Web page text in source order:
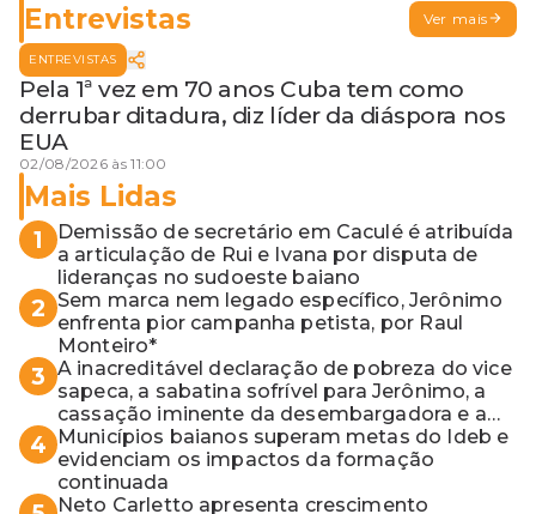
Entrevistas Ver mais
ENTREVISTAS
Pela 1ª vez em 70 anos Cuba tem como
derrubar ditadura, diz líder da diáspora nos
EUA
02/08/2026 às 11:00
Mais Lidas
1
Demissão de secretário em Caculé é atribuída
a articulação de Rui e Ivana por disputa de
lideranças no sudoeste baiano
2
Sem marca nem legado específico, Jerônimo
enfrenta pior campanha petista, por Raul
Monteiro*
3 A inacreditável declaração de pobreza do vice
sapeca, a sabatina sofrível para Jerônimo, a
cassação iminente da desembargadora e a
vaga do Quinto para o MP baiano
4
Municípios baianos superam metas do Ideb e
evidenciam os impactos da formação
continuada
Neto Carletto apresenta crescimento